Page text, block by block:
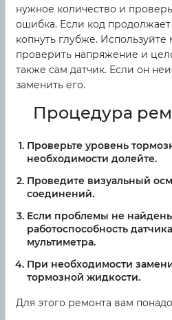
нужное количество и
ошибка. Если код продолжает
копнуть глубже. Используйте
проверить напряжение и
также сам датчик. Если он
заменить его.
Процедура
Проверьте уровень
необходимости долейте.
Проведите визуальный
соединений.
Если проблемы не
работоспособность
мультиметра.
При необходимости
тормозной жидкости.
Для этого ремонта вам